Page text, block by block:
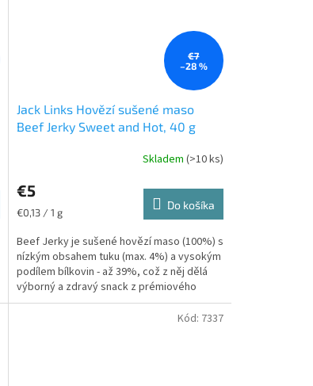
€7
–28 %
Jack Links Hovězí sušené maso
Beef Jerky Sweet and Hot, 40 g
Skladem (>10 ks)
€5
Jednotková
€0,13 / 1 g
Do košíka
Beef Jerky je sušené hovězí maso (100%) s
nízkým obsahem tuku (max. 4%) a vysokým
podílem bílkovin - až 39%, což z něj dělá
výborný a zdravý snack z prémiového
hovězího masa...
Kód: 7337